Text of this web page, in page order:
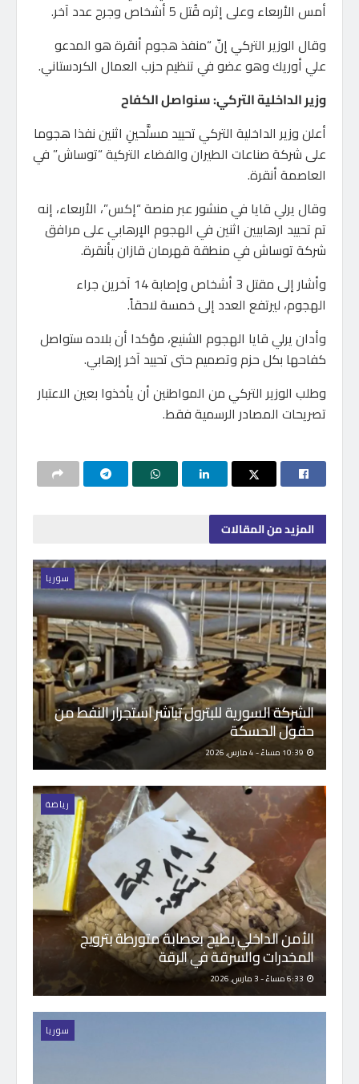
أمس الأربعاء وعلى إثره قُتل 5 أشخاص وجرح عدد آخر.
وقال الوزير التركي إنّ “منفذ هجوم أنقرة هو المدعو
علي أوريك وهو عضو في تنظيم حزب العمال الكردستاني.
وزير الداخلية التركي: سنواصل الكفاح
أعلن وزير الداخلية التركي تحييد مسلَّحينِ اثنين نفذا هجوما
على شركة صناعات الطيران والفضاء التركية “توساش” في
العاصمة أنقرة.
وقال يرلي قايا في منشور عبر منصة “إكس”، الأربعاء، إنه
تم تحييد ارهابيين اثنين في الهجوم الإرهابي على مرافق
شركة توساش في منطقة قهرمان قازان بأنقرة.
وأشار إلى مقتل 3 أشخاص وإصابة 14 آخرين جراء
الهجوم، ليرتفع العدد إلى خمسة لاحقاً.
وأدان يرلي قايا الهجوم الشنيع، مؤكدا أن بلاده ستواصل
كفاحها بكل حزم وتصميم حتى تحييد آخر إرهابي.
وطلب الوزير التركي من المواطنين أن يأخذوا بعين الاعتبار
تصريحات المصادر الرسمية فقط.
المزيدمن المقالات
سوريا
الشركة السورية للبترول تباشر استجرار النفط من
حقول الحسكة
رياضة
الأمن الداخلي يطيح بعصابة متورطة بترويج
المخدرات والسرقة في الرقة
سوريا